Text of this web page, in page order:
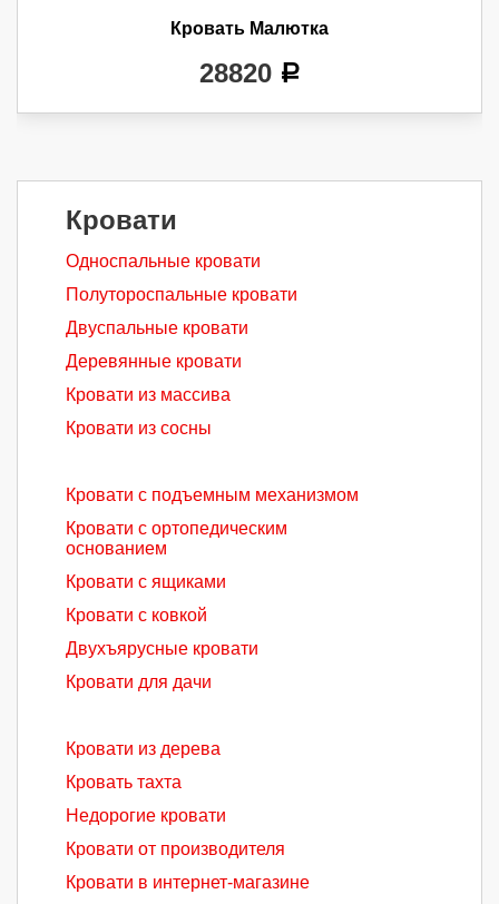
Кровать Малютка
28820 a
Кровати
Односпальные кровати
Полутороспальные кровати
Двуспальные кровати
Деревянные кровати
Кровати из массива
Кровати из сосны
Кровати с подъемным механизмом
Кровати с ортопедическим
основанием
Кровати с ящиками
Кровати с ковкой
Двухъярусные кровати
Кровати для дачи
Кровати из дерева
Кровать тахта
Недорогие кровати
Кровати от производителя
Кровати в интернет-магазине